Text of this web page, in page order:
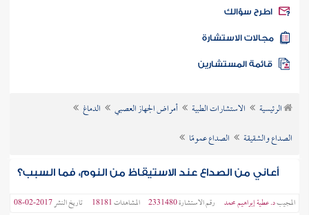
سؤالك
الاستشارة
الرئيسية الاستشارات الطبية أمراض الجهاز العصبي
الدماغ
الصداع والشقيقة
الصداع عمومًا
أعاني من الصداع عند الاستيقاظ من النوم، فما السبب؟
المجيبد. عطية إبراهيم محمد رقم الاستشارة2331480 المشاهدات18181 تاريخ النشر2017-02-08